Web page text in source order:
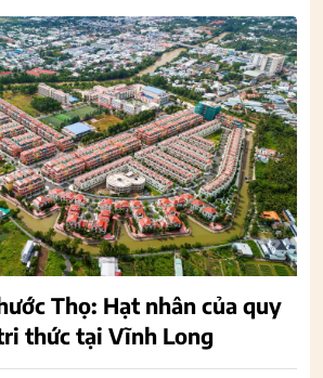
Thọ: Hạt nhân của quy
thức tại Vĩnh Long